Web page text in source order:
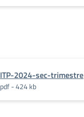
ITP-2024-sec-trimestre
pdf - 424 kb